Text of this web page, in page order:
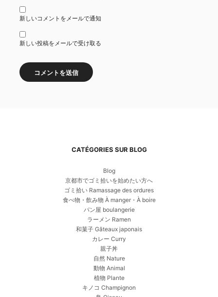
新しいコメントをメールで通知
新しい投稿をメールで受け取る
CATÉGORIES SUR BLOG
Blog
京都市でゴミ拾いを始めたい方へ
ゴミ拾い Ramassage des ordures
食べ物・飲み物 À manger・À boire
パン屋 boulangerie
ラーメン Ramen
和菓子 Gâteaux japonais
カレー Curry
親子丼
自然 Nature
動物 Animal
植物 Plante
キノコ Champignon